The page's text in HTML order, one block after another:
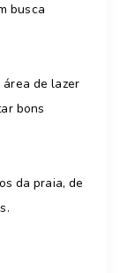
busca
de lazer
bons
da praia, de